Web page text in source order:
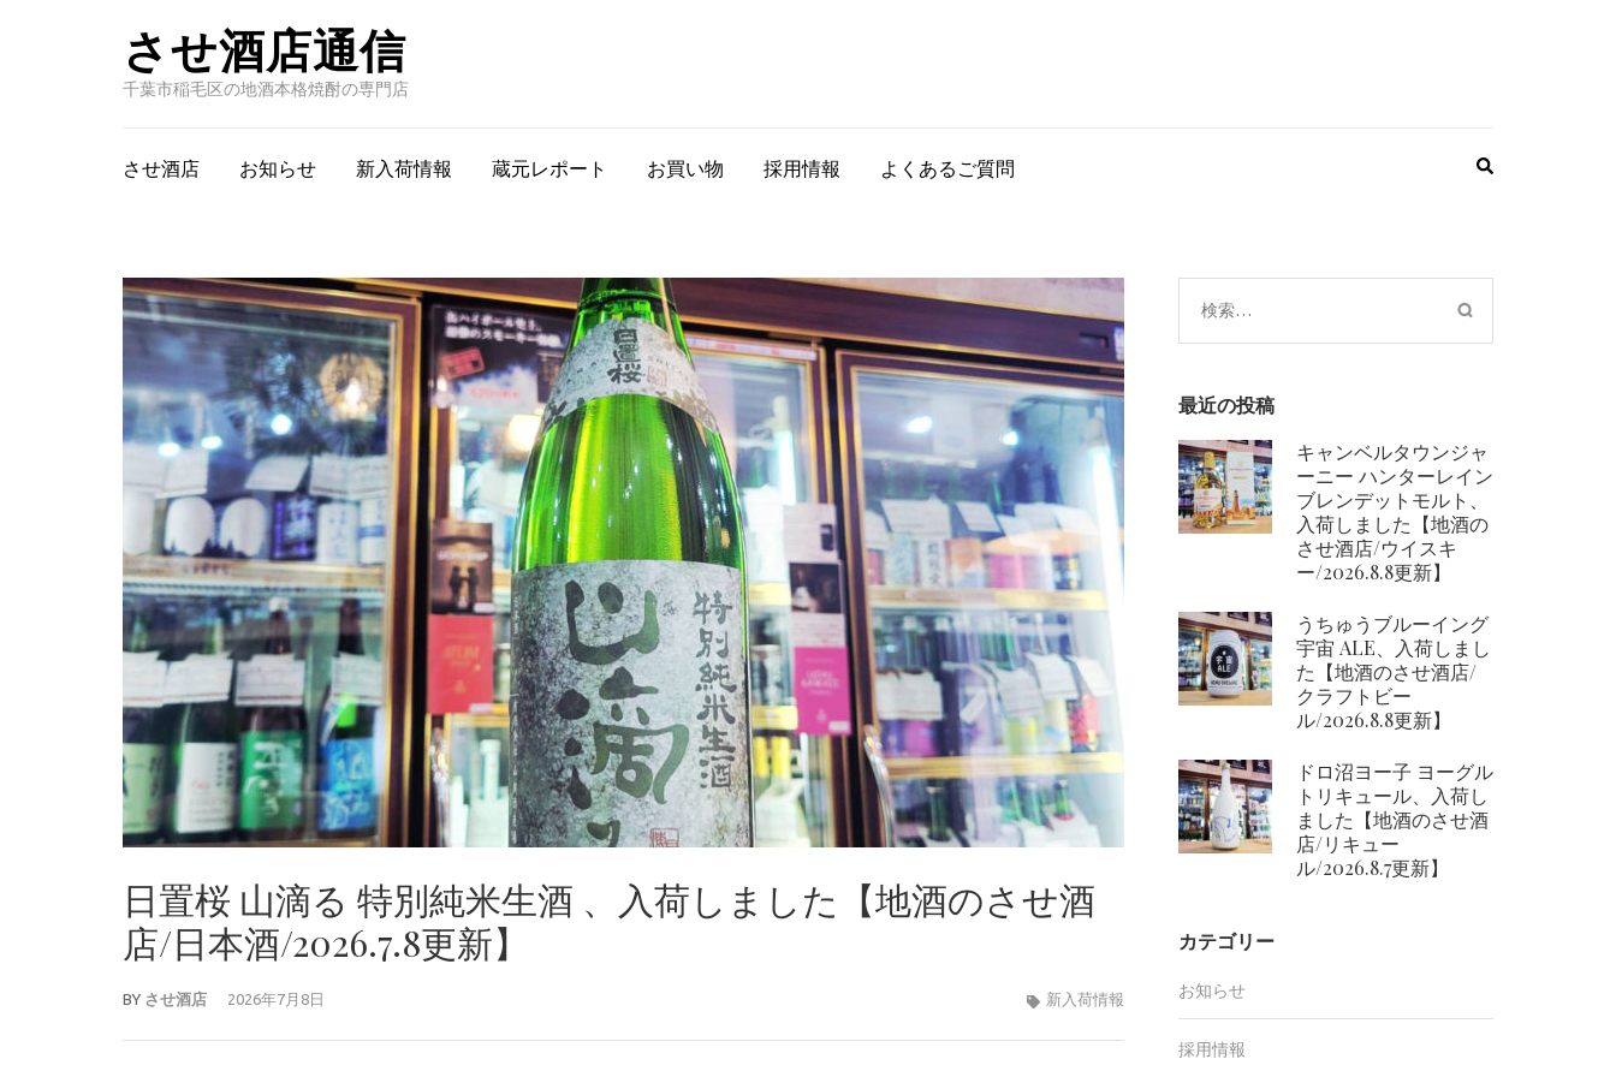
させ酒店通信
千葉市稲毛区の地酒本格焼酎の専門店
させ酒店 お知らせ 新入荷情報 蔵元レポート お買い物 採用情報 よくあるご質問
日置桜 山滴る 特別純米生酒 、入荷しました【地酒のさせ酒
店/日本酒/2026.7.8更新】
BY させ酒店 2026年7月8日 新入荷情報
検
索:
最近の投稿
キャンベルタウンジャ
ーニー ハンターレイン
ブレンデットモルト、
入荷しました【地酒の
させ酒店/ウイスキ
ー/2026.8.8更新】
うちゅうブルーイング
宇宙 ALE、入荷しまし
た【地酒のさせ酒店/
クラフトビー
ル/2026.8.8更新】
ドロ沼ヨー子 ヨーグル
トリキュール、入荷し
ました【地酒のさせ酒
店/リキュー
ル/2026.8.7更新】
カテゴリー
お知らせ
採用情報